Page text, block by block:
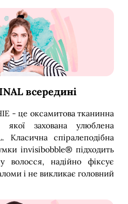
всередині
- це оксамитова тканинна
якої захована улюблена
Класична спіралеподібна
invisibobble® підходить
волосся, надійно фіксує
і не викликає головний